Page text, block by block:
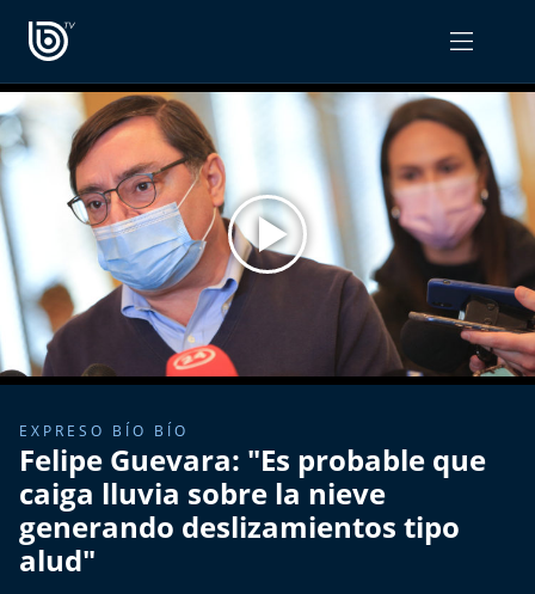
PROGRAMAS
Radiograma
Expreso Bío Bío
Podría Ser Peor
La Entrevista de Tomás Mosciatti
Entrevistas BioBioTV
Comentarios de Tomás Mosciatti
Más de Ti Podcast
OPINIÓN
PODCAST RADIOGRAMA
EXPRESO BÍO BÍO
Felipe Guevara: "Es probable que
caiga lluvia sobre la nieve
generando deslizamientos tipo
alud"